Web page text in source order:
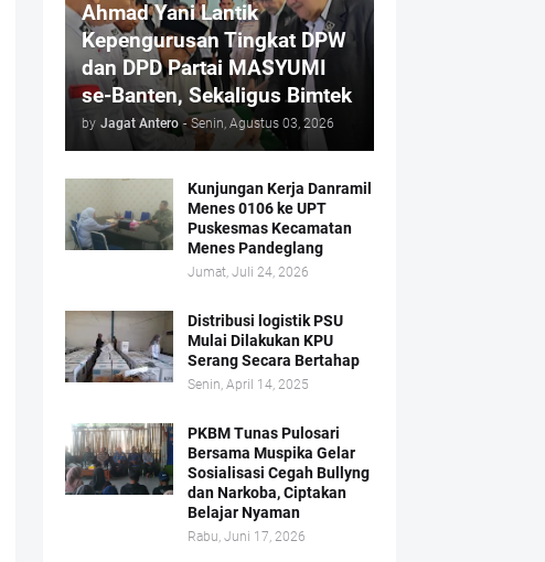
Ahmad Yani Lantik
Kepengurusan Tingkat DPW
dan DPD Partai MASYUMI
se-Banten, Sekaligus Bimtek
by Jagat Antero - Senin, Agustus 03, 2026
Kunjungan Kerja Danramil
Menes 0106 ke UPT
Puskesmas Kecamatan
Menes Pandeglang
Jumat, Juli 24, 2026
Distribusi logistik PSU
Mulai Dilakukan KPU
Serang Secara Bertahap
Senin, April 14, 2025
PKBM Tunas Pulosari
Bersama Muspika Gelar
Sosialisasi Cegah Bullyng
dan Narkoba, Ciptakan
Belajar Nyaman
Rabu, Juni 17, 2026